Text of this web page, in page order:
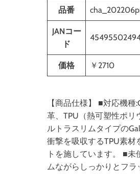
品番
JANコー
ド
価格 ￥2710
【商品仕様】 ■対応機種
革、TPU（熱可塑性ポ
ルトラスリムタイプの
衝撃を吸収するTPU素
トを施しています。 ■
ムながらしっかりとフ